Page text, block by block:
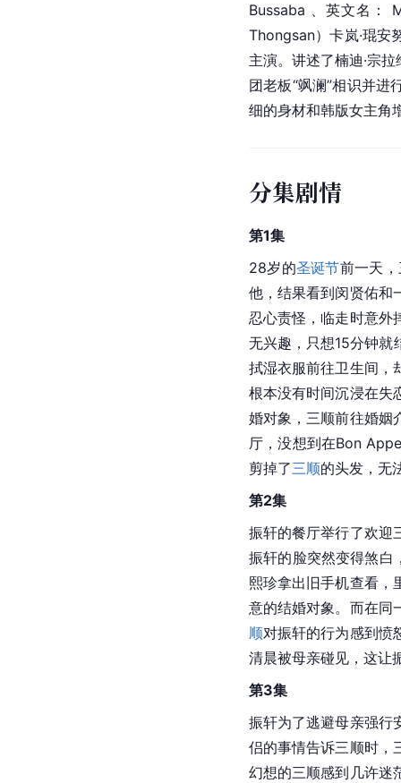
Bussaba 、英文名：
Thongsan）卡岚·琨安
主演。讲述了楠迪·宗
团老板“飒澜”相识并进
细的身材和韩版女主角
分集剧情
第1集
28岁的圣诞节前一天
他，结果看到闵贤佑和
忍心责怪，临走时意外
无兴趣，只想15分钟就
拭湿衣服前往卫生间，
根本没有时间沉浸在失
婚对象，三顺前往婚姻
厅，没想到在Bon
剪掉了三顺的头发，无
第2集
振轩的餐厅举行了欢迎
振轩的脸突然变得煞白
熙珍拿出旧手机查看，
意的结婚对象。而在同
顺对振轩的行为感到愤
清晨被母亲碰见，这让
第3集
振轩为了逃避母亲强行
侣的事情告诉三顺时，
幻想的三顺感到几许迷